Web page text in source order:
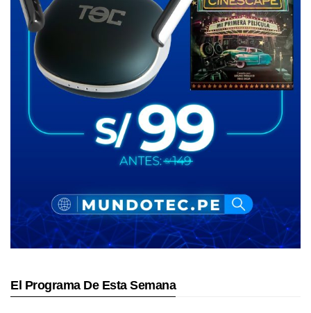
El Programa De Esta Semana